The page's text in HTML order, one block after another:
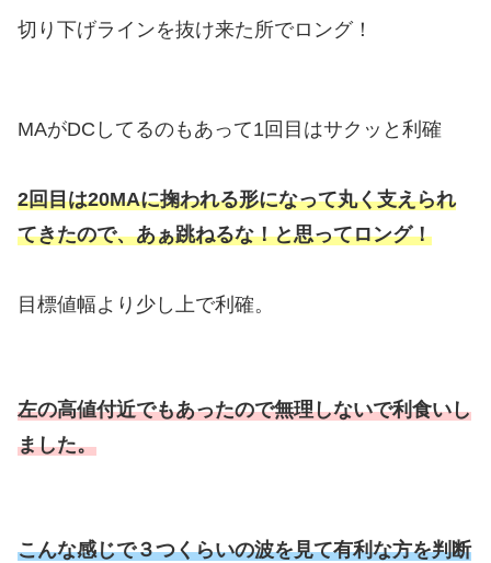
切り下げラインを抜け来た所でロング！
MAがDCしてるのもあって1回目はサクッと利確
2回目は20MAに掬われる形になって丸く支えられ
てきたので、あぁ跳ねるな！と思ってロング！
目標値幅より少し上で利確。
左の高値付近でもあったので無理しないで利食いし
ました。
こんな感じで３つくらいの波を見て有利な方を判断